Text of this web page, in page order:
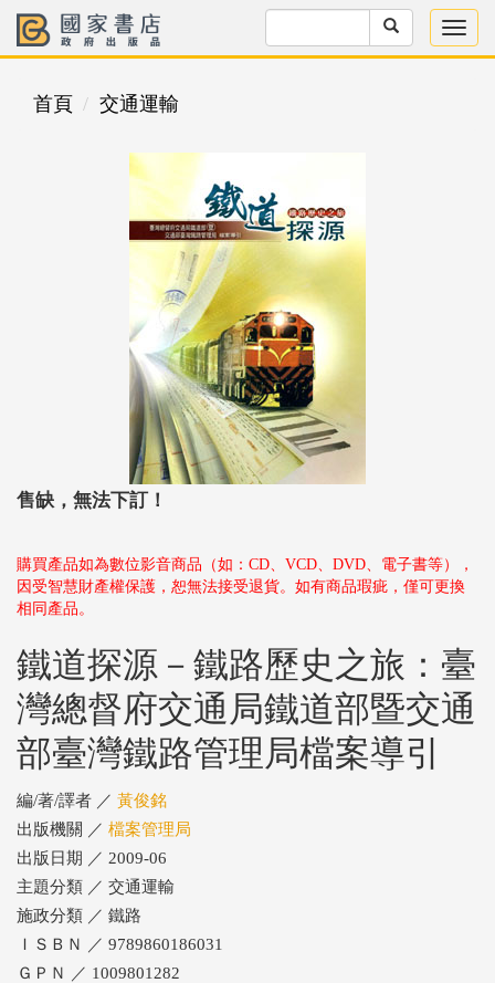
首頁 交通運輸
售缺，無法下訂！
購買產品如為數位影音商品（如：CD、VCD、DVD、電子書等），
因受智慧財產權保護，恕無法接受退貨。如有商品瑕疵，僅可更換
相同產品。
鐵道探源－鐵路歷史之旅：臺
灣總督府交通局鐵道部暨交通
部臺灣鐵路管理局檔案導引
編/著/譯者 ／ 黃俊銘
出版機關 ／ 檔案管理局
出版日期 ／ 2009-06
主題分類 ／ 交通運輸
施政分類 ／ 鐵路
ＩＳＢＮ ／ 9789860186031
ＧＰＮ ／ 1009801282